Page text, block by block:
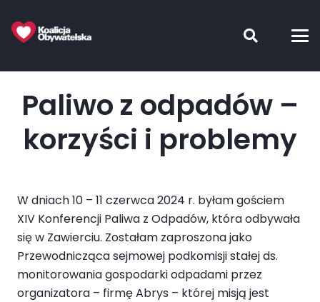
Paliwo z odpadów –
korzyści i problemy
W dniach 10 – 11 czerwca 2024 r. byłam gościem
XIV Konferencji Paliwa z Odpadów, która odbywała
się w Zawierciu. Zostałam zaproszona jako
Przewodnicząca sejmowej podkomisji stałej ds.
monitorowania gospodarki odpadami przez
organizatora – firmę Abrys – której misją jest